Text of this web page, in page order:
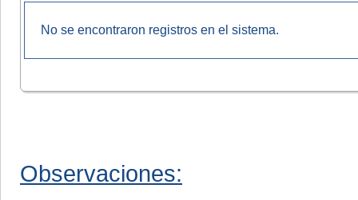
No se encontraron registros en el sistema.
Observaciones: